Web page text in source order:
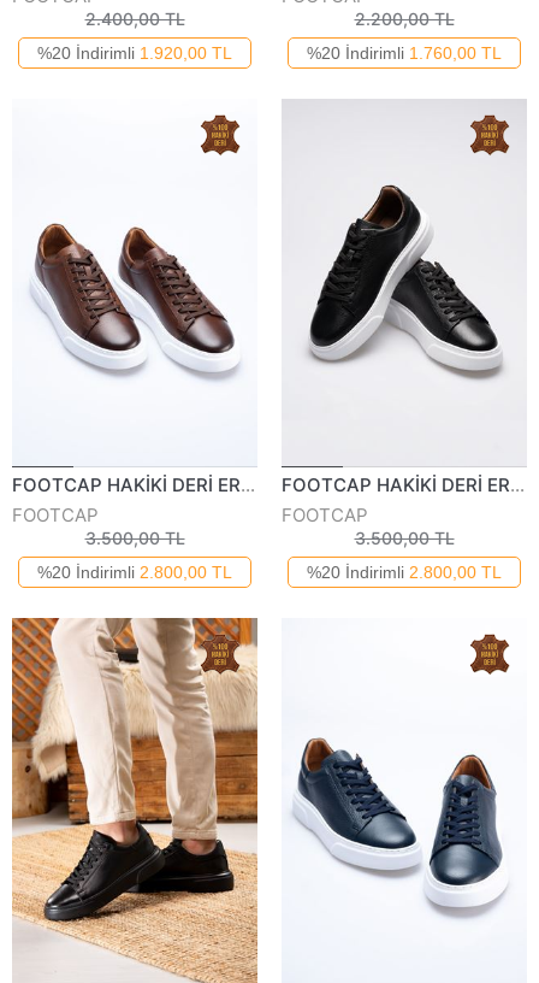
2.400,00 TL
%20 İndirimli 1.920,00 TL
2.200,00 TL
%20 İndirimli 1.760,00 TL
FOOTCAP HAKİKİ DERİ ERKEK GÜNLÜK AYAKKABI 250125Y
FOOTCAP
3.500,00 TL
%20 İndirimli 2.800,00 TL
FOOTCAP HAKİKİ DERİ ERKEK GÜNLÜK AYAKKABI 250125Y
FOOTCAP
3.500,00 TL
%20 İndirimli 2.800,00 TL